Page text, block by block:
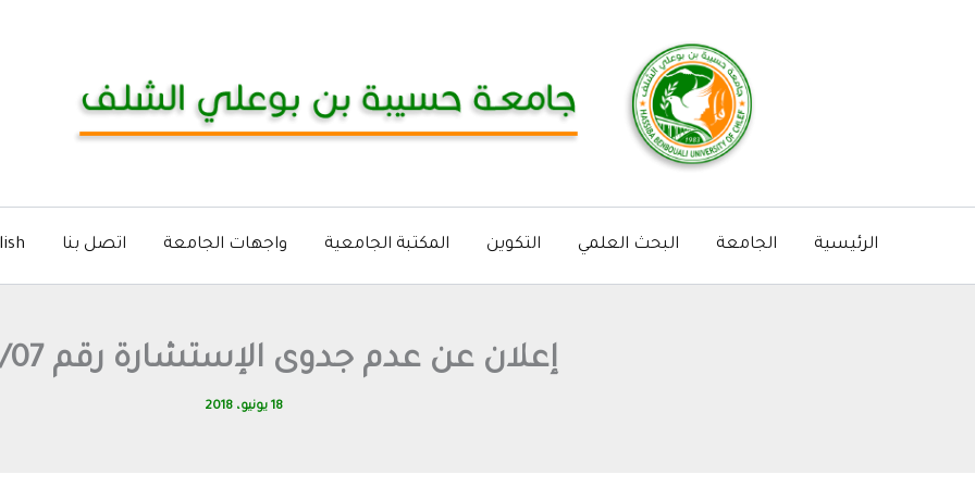
الرئيسية الجامعة البحث العلمي التكوين المكتبة الجامعية واجهات الجامعة اتصل بنا
إعلان عن عدم جدوى الإستشارة رقم 2018/07
18 يونيو، 2018